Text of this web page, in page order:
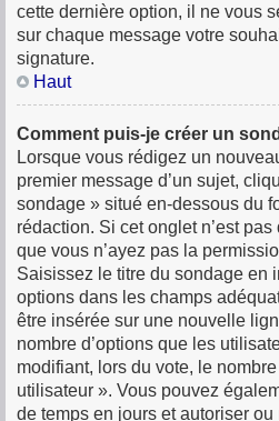
cette dernière option, il ne vous
sur chaque message votre
signature.
Haut
Comment puis-je créer un
Lorsque vous rédigez un
premier message d’un sujet,
sondage » situé en-dessous du
rédaction. Si cet onglet n’est
que vous n’ayez pas la
Saisissez le titre du sondage en
options dans les champs
être insérée sur une nouvelle
nombre d’options que les
modifiant, lors du vote, le
utilisateur ». Vous pouvez
de temps en jours et autoriser